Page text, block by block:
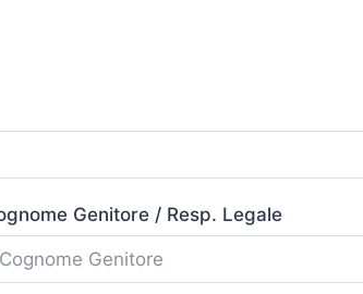
Genitore / Resp. Legale